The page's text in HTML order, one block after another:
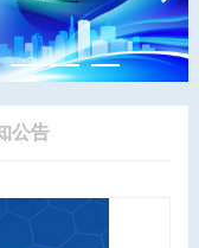
公告